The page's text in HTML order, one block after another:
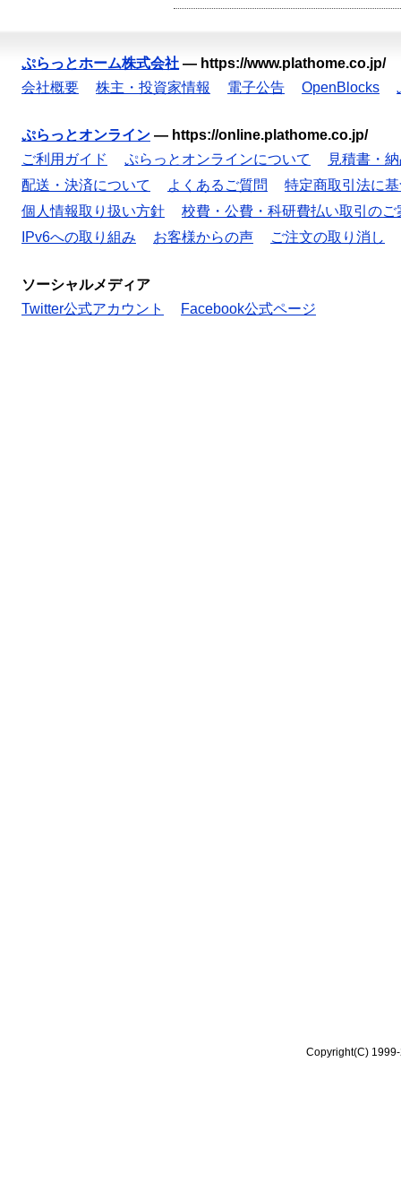
ぷらっとホーム株式会社 — https://www.plathome.co.jp/
会社概要
株主・投資家情報 電子公告 OpenBlocks
ぷらっとオンライン — https://online.plathome.co.jp/
ご利用ガイド
ぷらっとオンラインについて
見積書・
配送・決済について
よくあるご質問
特定商取引法に
個人情報取り扱い方針
校費・公費・科研費払い取引のご
IPv6への取り組み
お客様からの声 ご注文の取り消し
ソーシャルメディア
Twitter公式アカウント
Facebook公式ページ
Copyright(C)